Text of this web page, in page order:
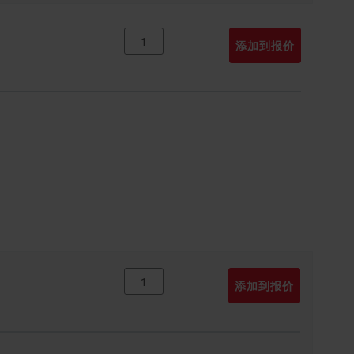
添加到报价
添加到报价